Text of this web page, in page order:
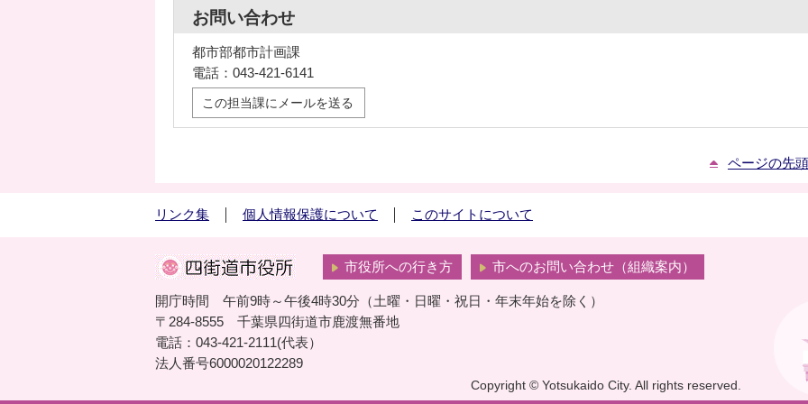
お問い合わせ
都市部都市計画課
電話：043-421-6141
この担当課にメールを送る
ページの先
リンク集 個人情報保護について このサイトについて
市役所への行き方 市へのお問い合わせ（組織案内）
開庁時間 午前9時～午後4時30分（土曜・日曜・祝日・年末年始を除く）
〒284-8555 千葉県四街道市鹿渡無番地
電話：043-421-2111(代表）
法人番号6000020122289
Copyright © Yotsukaido City. All rights reserved.